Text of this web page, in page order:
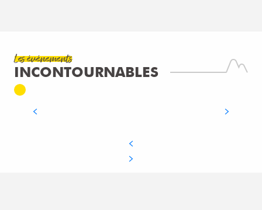
Les événements
INCONTOURNABLES
LES GRANDES MÉDIÉVALES
D’ANDILLY : UN VOYAGE HORS DU